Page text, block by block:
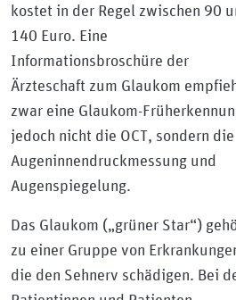
kostet in der Regel zwischen 90
140 Euro. Eine
Informationsbroschüre der
Ärzteschaft zum Glaukom
zwar eine Glaukom-
jedoch nicht die OCT, sondern die
Augeninnendruckmessung und
Augenspiegelung.
Das Glaukom („grüner Star“)
zu einer Gruppe von
die den Sehnerv schädigen. Bei